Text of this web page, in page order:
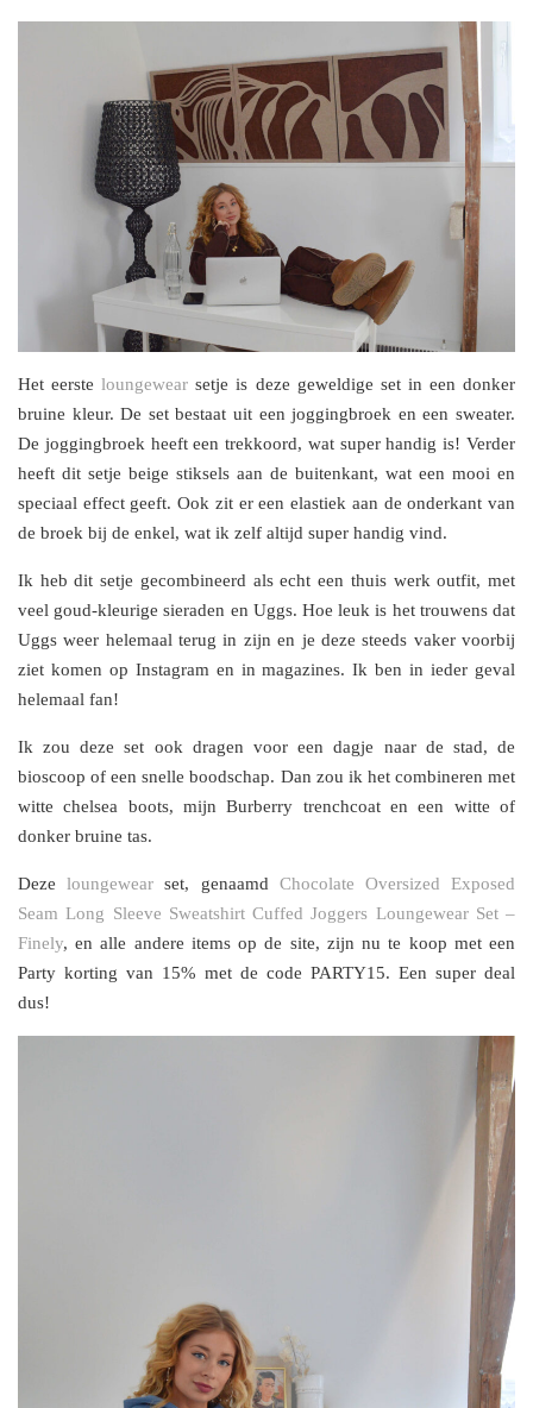
Het eersteloungewear setje is deze geweldige set in een donker
bruine kleur. De set bestaat uit een joggingbroek en een sweater.
De joggingbroek heeft een trekkoord, wat super handig is! Verder
heeft dit setje beige stiksels aan de buitenkant, wat een mooi en
speciaal effect geeft. Ook zit er een elastiek aan de onderkant van
de broek bij de enkel, wat ik zelf altijd super handig vind.
Ik heb dit setje gecombineerd als echt een thuis werk outfit, met
veel goud-kleurige sieraden en Uggs. Hoe leuk is het trouwens dat
Uggs weer helemaal terug in zijn en je deze steeds vaker voorbij
ziet komen op Instagram en in magazines. Ik ben in ieder geval
helemaal fan!
Ik zou deze set ook dragen voor een dagje naar de stad, de
bioscoop of een snelle boodschap. Dan zou ik het combineren met
witte chelsea boots, mijn Burberry trenchcoat en een witte of
donker bruine tas.
Dezeloungewear set, genaamd Chocolate Oversized Exposed
Seam Long Sleeve Sweatshirt Cuffed Joggers Loungewear Set –
Finely, en alle andere items op de site, zijn nu te koop met een
Party korting van 15% met de code PARTY15. Een super deal
dus!